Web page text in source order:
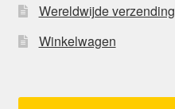
Wereldwijde verzending
Winkelwagen